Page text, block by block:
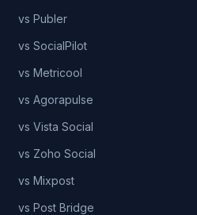
vs Publer
vs SocialPilot
vs Metricool
vs Agorapulse
vs Vista Social
vs Zoho Social
vs Mixpost
vs Post Bridge